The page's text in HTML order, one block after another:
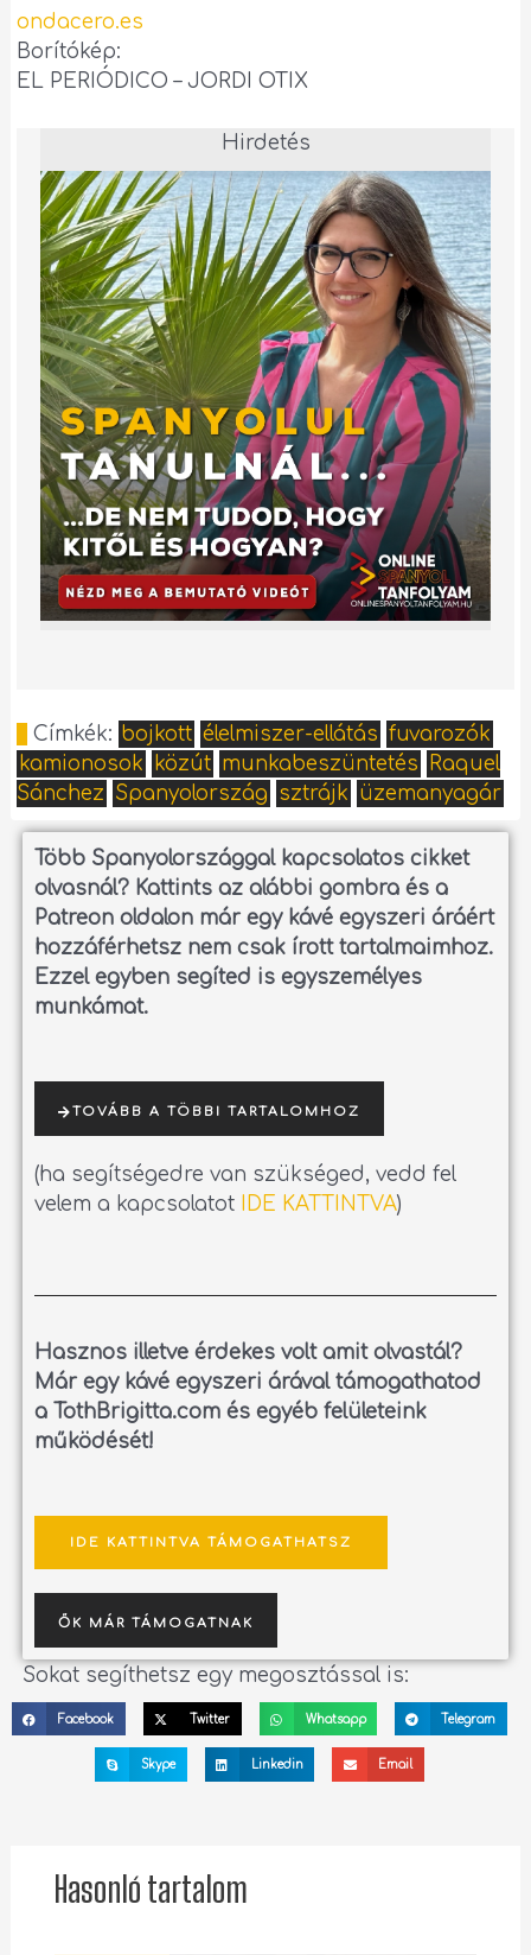
ondacero.es
Borítókép:
EL PERIÓDICO – JORDI OTIX
Hirdetés
Címkék: bojkott élelmiszer-ellátás fuvarozók
kamionosok
közút munkabeszüntetés
Raquel
Sánchez Spanyolország sztrájk üzemanyagár
Több Spanyolországgal kapcsolatos cikket
olvasnál? Kattints az alábbi gombra és a
Patreon oldalon már egy kávé egyszeri áráért
hozzáférhetsz nem csak írott tartalmaimhoz.
Ezzel egyben segíted is egyszemélyes
munkámat.
TOVÁBB A TÖBBI TARTALOMHOZ
(ha segítségedre van szükséged, vedd fel
velem a kapcsolatot
IDE KATTINTVA)
Hasznos illetve érdekes volt amit olvastál?
Már egy kávé egyszeri árával támogathatod
a TothBrigitta.com és egyéb felületeink
működését!
IDE KATTINTVA TÁMOGATHATSZ
ŐK MÁR TÁMOGATNAK
Sokat segíthetsz egy megosztással is:
Facebook Twitter Whatsapp Telegram
Skype Linkedin Email
Hasonló tartalom